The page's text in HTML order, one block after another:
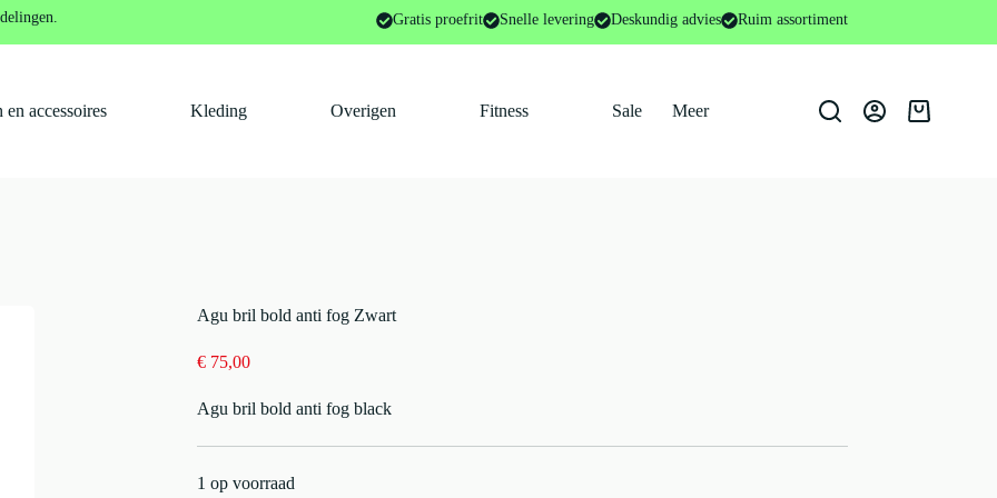
Gratis proefrit Snelle levering Deskundig advies Ruim assortiment
en accessoires Kleding Overigen Fitness Sale Meer
Agu bril bold anti fog Zwart
€75,00
Agu bril bold anti fog black
1 op voorraad